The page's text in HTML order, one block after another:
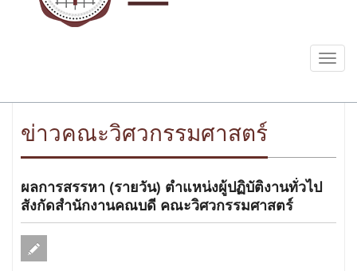
Toggle
ข่าวคณะวิศวกรรมศาสตร์
ผลการสรรหา (รายวัน) ตำแหน่งผู้ปฏิบัติงานทั่วไป
สังกัดสำนักงานคณบดี คณะวิศวกรรมศาสตร์